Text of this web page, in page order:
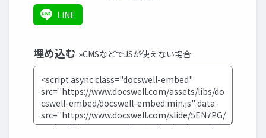
LINE
埋め込む »CMSなどでJSが使えない場合